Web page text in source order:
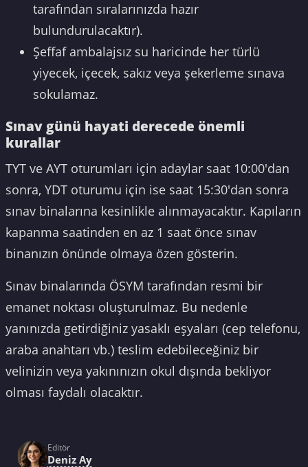
tarafından sıralarınızda hazır
bulundurulacaktır).
Şeffaf ambalajsız su haricinde her türlü
yiyecek, içecek, sakız veya şekerleme sınava
sokulamaz.
Sınav günü hayati derecede önemli
kurallar
TYT ve AYT oturumları için adaylar saat 10:00'dan
sonra, YDT oturumu için ise saat 15:30'dan sonra
sınav binalarına kesinlikle alınmayacaktır. Kapıların
kapanma saatinden en az 1 saat önce sınav
binanızın önünde olmaya özen gösterin.
Sınav binalarında ÖSYM tarafından resmi bir
emanet noktası oluşturulmaz. Bu nedenle
yanınızda getirdiğiniz yasaklı eşyaları (cep telefonu,
araba anahtarı vb.) teslim edebileceğiniz bir
velinizin veya yakınınızın okul dışında bekliyor
olması faydalı olacaktır.
Editör
Deniz Ay